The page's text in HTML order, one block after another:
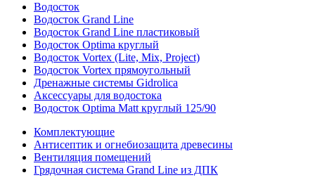
Водосток
Водосток Grand Line
Водосток Grand Line пластиковый
Водосток Optima круглый
Водосток Vortex (Lite, Mix, Project)
Водосток Vortex прямоугольный
Дренажные системы Gidrolica
Аксессуары для водостока
Водосток Optima Matt круглый 125/90
Комплектующие
Антисептик и огнебиозащита древесины
Вентиляция помещений
Грядочная система Grand Line из ДПК